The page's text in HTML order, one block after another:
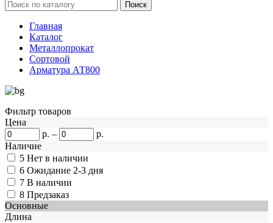
Главная
Каталог
Металлопрокат
Сортовой
Арматура АТ800
Фильтр товаров
Цена
р. –
р.
Наличие
5 Нет в наличии
6 Ожидание 2-3 дня
7 В наличии
8 Предзаказ
Основные
Длина